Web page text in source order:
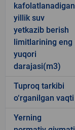
kafolatlanadigan
yillik suv
yetkazib berish
limitlarining eng
yuqori
darajasi(m3)
Tuproq tarkibi
o‘rganilgan vaqti
Yerning